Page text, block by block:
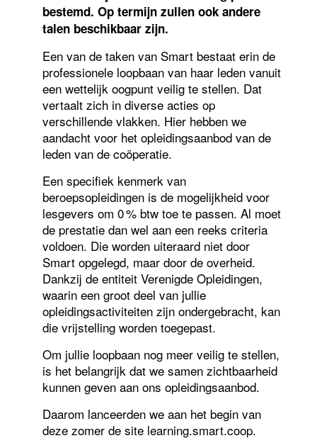
bestemd. Op termijn zullen ook andere
talen beschikbaar zijn.
Een van de taken van Smart bestaat erin de
professionele loopbaan van haar leden vanuit
een wettelijk oogpunt veilig te stellen. Dat
vertaalt zich in diverse acties op
verschillende vlakken. Hier hebben we
aandacht voor het opleidingsaanbod van de
leden van de coöperatie.
Een specifiek kenmerk van
beroepsopleidingen is de mogelijkheid voor
lesgevers om 0 % btw toe te passen. Al moet
de prestatie dan wel aan een reeks criteria
voldoen. Die worden uiteraard niet door
Smart opgelegd, maar door de overheid.
Dankzij de entiteit Verenigde Opleidingen,
waarin een groot deel van jullie
opleidingsactiviteiten zijn ondergebracht, kan
die vrijstelling worden toegepast.
Om jullie loopbaan nog meer veilig te stellen,
is het belangrijk dat we samen zichtbaarheid
kunnen geven aan ons opleidingsaanbod.
Daarom lanceerden we aan het begin van
deze zomer de site learning.smart.coop.